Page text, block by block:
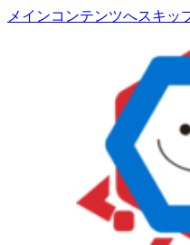
メインコンテンツへスキッ